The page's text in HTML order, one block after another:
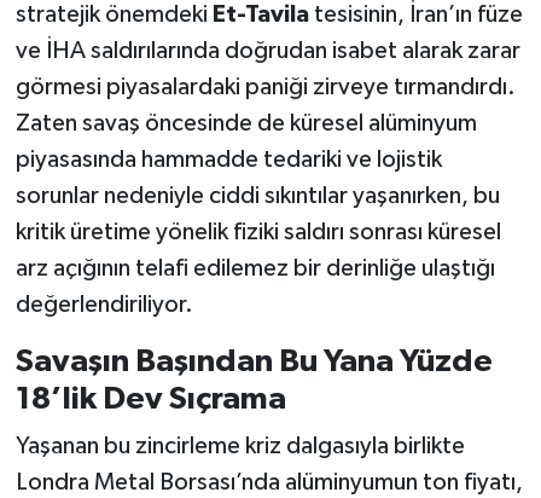
stratejik önemdeki Et-Tavilatesisinin, İran’ın füze
ve İHA saldırılarında doğrudan isabet alarak zarar
görmesi piyasalardaki paniği zirveye tırmandırdı.
Zaten savaş öncesinde de küresel alüminyum
piyasasında hammadde tedariki ve lojistik
sorunlar nedeniyle ciddi sıkıntılar yaşanırken, bu
kritik üretime yönelik fiziki saldırı sonrası küresel
arz açığının telafi edilemez bir derinliğe ulaştığı
değerlendiriliyor.
Savaşın Başından Bu Yana Yüzde
18’lik Dev Sıçrama
Yaşanan bu zincirleme kriz dalgasıyla birlikte
Londra Metal Borsası’nda alüminyumun ton fiyatı,